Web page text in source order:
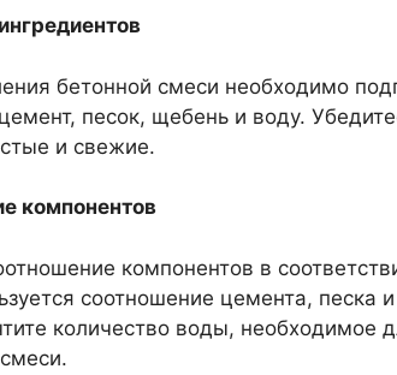
бетонной смеси необходимо
песок, щебень и воду.
и свежие.
компонентов
компонентов в
соотношение цемента, песка
количество воды, необходимое